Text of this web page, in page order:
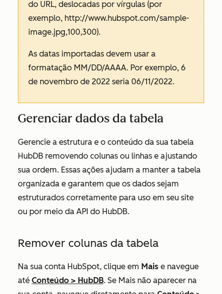
do URL, deslocadas por vírgulas (por
exemplo, http://www.hubspot.com/sample-
image.jpg,100,300).
As datas importadas devem usar a
formatação MM/DD/AAAA. Por exemplo, 6
de novembro de 2022 seria 06/11/2022.
Gerenciar dados da tabela
Gerencie a estrutura e o conteúdo da sua tabela
HubDB removendo colunas ou linhas e ajustando
sua ordem. Essas ações ajudam a manter a tabela
organizada e garantem que os dados sejam
estruturados corretamente para uso em seu site
ou por meio da API do HubDB.
Remover colunas da tabela
Na sua conta HubSpot, clique em Mais e navegue
até Conteúdo > HubDB. Se Mais não aparecer na